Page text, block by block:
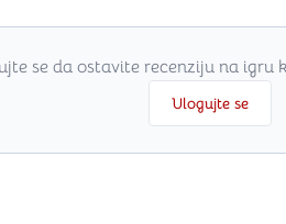
se da ostavite recenziju na igru
Ulogujte se